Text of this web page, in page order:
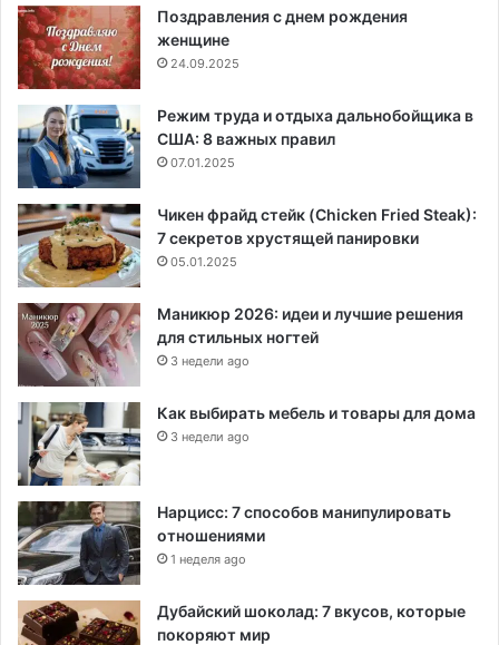
Поздравления с днем рождения
женщине
24.09.2025
Режим труда и отдыха дальнобойщика в
США: 8 важных правил
07.01.2025
Чикен фрайд стейк (Chicken Fried Steak):
7 секретов хрустящей панировки
05.01.2025
Маникюр 2026: идеи и лучшие решения
для стильных ногтей
3 недели ago
Как выбирать мебель и товары для дома
3 недели ago
Нарцисс: 7 способов манипулировать
отношениями
1 неделя ago
Дубайский шоколад: 7 вкусов, которые
покоряют мир